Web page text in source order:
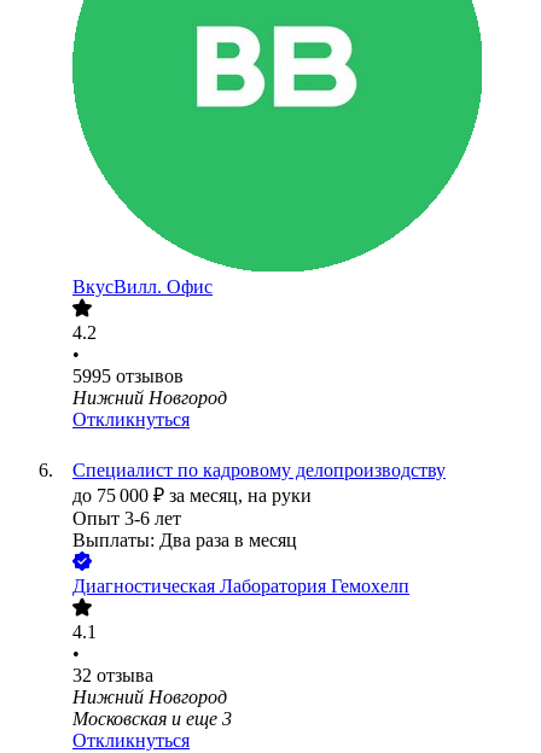
ВкусВилл. Офис
4.2
•
5995 отзывов
Нижний Новгород
Откликнуться
Специалист по кадровому делопроизводству
до 75 000 ₽ за месяц, на руки
Опыт 3-6 лет
Выплаты: Два раза в месяц
Диагностическая Лаборатория Гемохелп
4.1
•
32 отзыва
Нижний Новгород
Московская и еще 3
Откликнуться